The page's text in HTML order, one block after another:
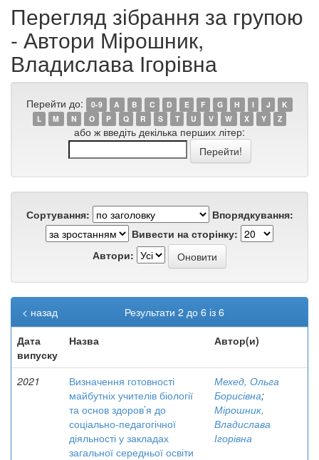
Перегляд зібрання за групою
- Автори Мірошник,
Владислава Ігорівна
Перейти до: 0-9 A B C D E F G H I J
K
L
M N O P Q R S T U V W X Y Z
або ж введіть декілька перших літер:
Сортування:
Впорядкування:
Вивести на сторінку:
Автори:
Результати 2 до 6 із 6
< назад
Дата
випуску
Назва Автор(и)
2021
Визначення готовності
майбутніх учителів біології
та основ здоров’я до
соціально-педагогічної
діяльності у закладах
загальної середньої освіти
Мехед, Ольга
Борисівна;
Мірошник,
Владислава
Ігорівна